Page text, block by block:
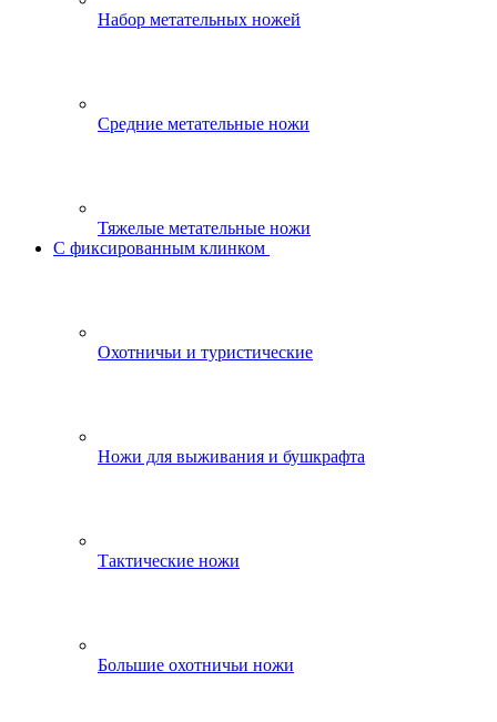
Набор метательных ножей
Средние метательные ножи
Тяжелые метательные ножи
С фиксированным клинком
Охотничьи и туристические
Ножи для выживания и бушкрафта
Тактические ножи
Большие охотничьи ножи